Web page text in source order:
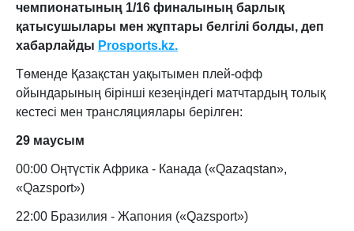
чемпионатының 1/16 финалының барлық
қатысушылары мен жұптары белгілі болды, деп
хабарлайды Prosports.kz.
Төменде Қазақстан уақытымен плей-офф
ойындарының бірінші кезеңіндегі матчтардың толық
кестесі мен трансляциялары берілген:
29 маусым
00:00 Оңтүстік Африка - Канада («Qazaqstan»,
«Qazsport»)
22:00 Бразилия - Жапония («Qazsport»)